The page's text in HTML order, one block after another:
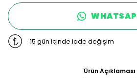
15 gün içinde iade değişim
Ürün Açıklaması